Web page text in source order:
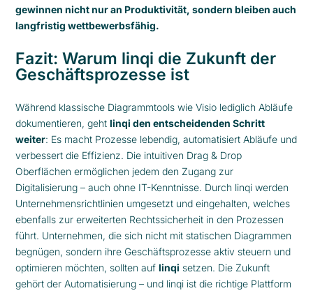
gewinnen nicht nur an Produktivität, sondern bleiben auch
langfristig wettbewerbsfähig.
Fazit: Warum linqi die Zukunft der
Geschäftsprozesse ist
Während klassische Diagrammtools wie Visio lediglich Abläufe
dokumentieren, gehtlinqi den entscheidenden Schritt
weiter: Es macht Prozesse lebendig, automatisiert Abläufe und
verbessert die Effizienz. Die intuitiven Drag & Drop
Oberflächen ermöglichen jedem den Zugang zur
Digitalisierung – auch ohne IT-Kenntnisse. Durch linqi werden
Unternehmensrichtlinien umgesetzt und eingehalten, welches
ebenfalls zur erweiterten Rechtssicherheit in den Prozessen
führt. Unternehmen, die sich nicht mit statischen Diagrammen
begnügen, sondern ihre Geschäftsprozesse aktiv steuern und
optimieren möchten, sollten auflinqi setzen. Die Zukunft
gehört der Automatisierung – und linqi ist die richtige Plattform